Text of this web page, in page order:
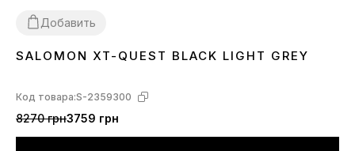
Добавить
40
SALOMON XT-QUEST BLACK LIGHT GREY
Код товара:S-2359300
8270 грн3759 грн